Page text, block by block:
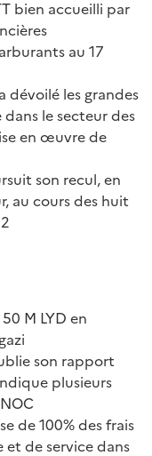
bien accueilli par
au 17
dévoilé les grandes
le secteur des
en œuvre de
son recul, en
au cours des huit
M LYD en
son rapport
plusieurs
de 100% des frais
de service dans